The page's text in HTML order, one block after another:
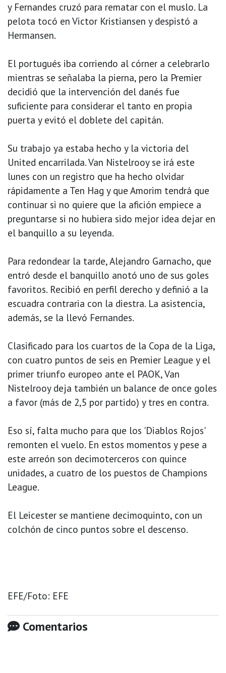
y Fernandes cruzó para rematar con el muslo. La
pelota tocó en Victor Kristiansen y despistó a
Hermansen.
El portugués iba corriendo al córner a celebrarlo
mientras se señalaba la pierna, pero la Premier
decidió que la intervención del danés fue
suficiente para considerar el tanto en propia
puerta y evitó el doblete del capitán.
Su trabajo ya estaba hecho y la victoria del
United encarrilada. Van Nistelrooy se irá este
lunes con un registro que ha hecho olvidar
rápidamente a Ten Hag y que Amorim tendrá que
continuar si no quiere que la afición empiece a
preguntarse si no hubiera sido mejor idea dejar en
el banquillo a su leyenda.
Para redondear la tarde, Alejandro Garnacho, que
entró desde el banquillo anotó uno de sus goles
favoritos. Recibió en perfil derecho y definió a la
escuadra contraria con la diestra. La asistencia,
además, se la llevó Fernandes.
Clasificado para los cuartos de la Copa de la Liga,
con cuatro puntos de seis en Premier League y el
primer triunfo europeo ante el PAOK, Van
Nistelrooy deja también un balance de once goles
a favor (más de 2,5 por partido) y tres en contra.
Eso sí, falta mucho para que los 'Diablos Rojos'
remonten el vuelo. En estos momentos y pese a
este arreón son decimoterceros con quince
unidades, a cuatro de los puestos de Champions
League.
El Leicester se mantiene decimoquinto, con un
colchón de cinco puntos sobre el descenso.
EFE/Foto: EFE
Comentarios